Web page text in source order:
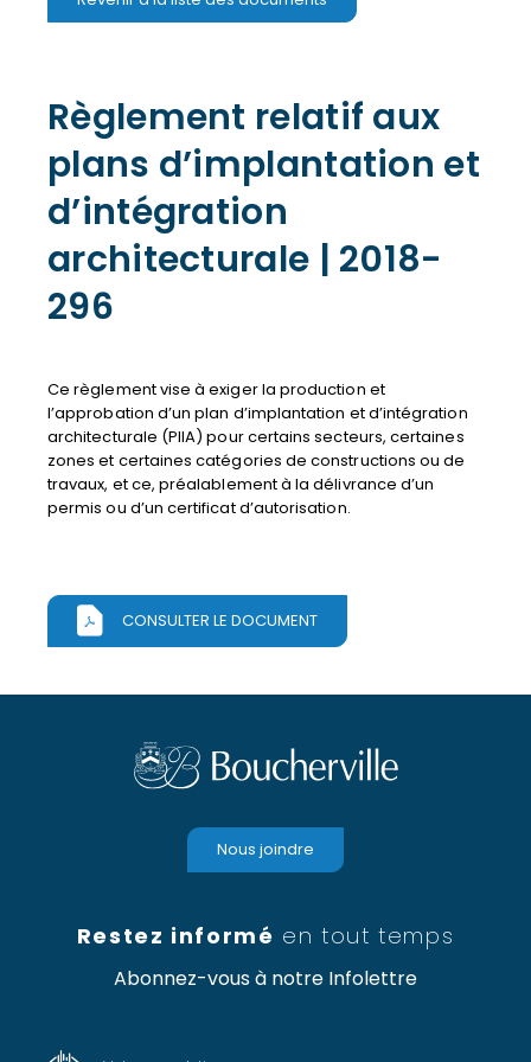
Règlement relatif aux
plans d’implantation et
d’intégration
architecturale | 2018-
296
Ce règlement vise à exiger la production et
l’approbation d’un plan d’implantation et d’intégration
architecturale (PIIA) pour certains secteurs, certaines
zones et certaines catégories de constructions ou de
travaux, et ce, préalablement à la délivrance d’un
permis ou d’un certificat d’autorisation.
CONSULTER LE DOCUMENT
Restez informé en tout temps
Abonnez-vous à notre Infolettre
Nous joindre